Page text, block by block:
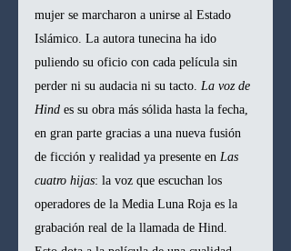
mujer se marcharon a unirse al Estado
Islámico. La autora tunecina ha ido
puliendo su oficio con cada película sin
perder ni su audacia ni su tacto. La voz de
Hind es su obra más sólida hasta la fecha,
en gran parte gracias a una nueva fusión
de ficción y realidad ya presente en Las
cuatro hijas: la voz que escuchan los
operadores de la Media Luna Roja es la
grabación real de la llamada de Hind.